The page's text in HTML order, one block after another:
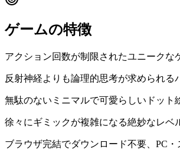
ゲームの特徴
アクション回数が制限されたユニークな
反射神経よりも論理的思考が求められる
無駄のないミニマルで可愛らしいドット
徐々にギミックが複雑になる絶妙なレベ
ブラウザ完結でダウンロード不要、PC